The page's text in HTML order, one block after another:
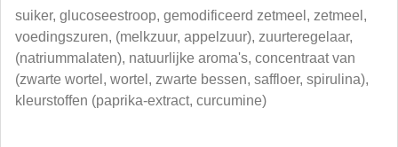
suiker, glucoseestroop, gemodificeerd zetmeel, zetmeel,
voedingszuren, (melkzuur, appelzuur), zuurteregelaar,
(natriummalaten), natuurlijke aroma's, concentraat van
(zwarte wortel, wortel, zwarte bessen, saffloer, spirulina),
kleurstoffen (paprika-extract, curcumine)